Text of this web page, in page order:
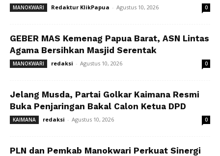
MANOKWARI Redaktur KlikPapua - Agustus 10, 2026 0
GEBER MAS Kemenag Papua Barat, ASN Lintas
Agama Bersihkan Masjid Serentak
MANOKWARI redaksi - Agustus 10, 2026 0
Jelang Musda, Partai Golkar Kaimana Resmi
Buka Penjaringan Bakal Calon Ketua DPD
KAIMANA redaksi - Agustus 10, 2026 0
PLN dan Pemkab Manokwari Perkuat Sinergi